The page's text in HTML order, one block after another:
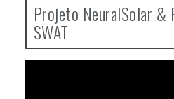
Projeto NeuralSolar &
SWAT